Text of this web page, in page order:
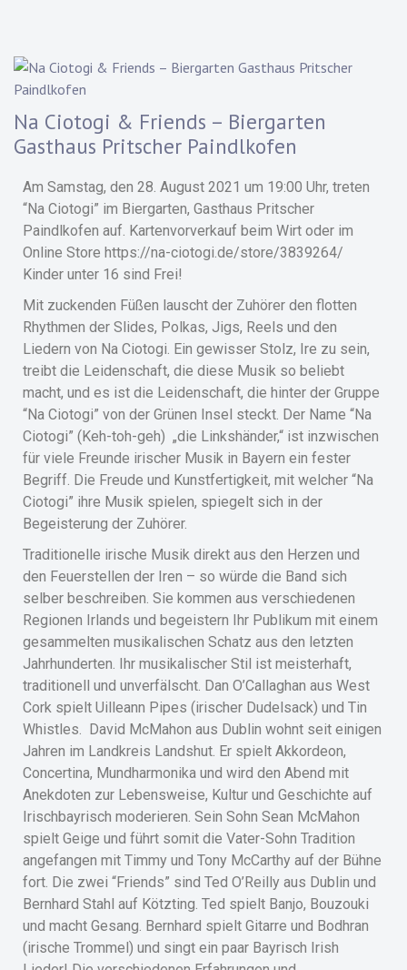
Na Ciotogi & Friends – Biergarten
Gasthaus Pritscher Paindlkofen
Am Samstag, den 28. August 2021 um 19:00 Uhr, treten
“Na Ciotogi” im Biergarten, Gasthaus Pritscher
Paindlkofen auf. Kartenvorverkauf beim Wirt oder im
Online Store https://na-ciotogi.de/store/3839264/
Kinder unter 16 sind Frei!
Mit zuckenden Füßen lauscht der Zuhörer den flotten
Rhythmen der Slides, Polkas, Jigs, Reels und den
Liedern von Na Ciotogi. Ein gewisser Stolz, Ire zu sein,
treibt die Leidenschaft, die diese Musik so beliebt
macht, und es ist die Leidenschaft, die hinter der Gruppe
“Na Ciotogi” von der Grünen Insel steckt. Der Name “Na
Ciotogi” (Keh-toh-geh) „die Linkshänder,“ ist inzwischen
für viele Freunde irischer Musik in Bayern ein fester
Begriff. Die Freude und Kunstfertigkeit, mit welcher “Na
Ciotogi” ihre Musik spielen, spiegelt sich in der
Begeisterung der Zuhörer.
Traditionelle irische Musik direkt aus den Herzen und
den Feuerstellen der Iren – so würde die Band sich
selber beschreiben. Sie kommen aus verschiedenen
Regionen Irlands und begeistern Ihr Publikum mit einem
gesammelten musikalischen Schatz aus den letzten
Jahrhunderten. Ihr musikalischer Stil ist meisterhaft,
traditionell und unverfälscht. Dan O’Callaghan aus West
Cork spielt Uilleann Pipes (irischer Dudelsack) und Tin
Whistles. David McMahon aus Dublin wohnt seit einigen
Jahren im Landkreis Landshut. Er spielt Akkordeon,
Concertina, Mundharmonika und wird den Abend mit
Anekdoten zur Lebensweise, Kultur und Geschichte auf
Irischbayrisch moderieren. Sein Sohn Sean McMahon
spielt Geige und führt somit die Vater-Sohn Tradition
angefangen mit Timmy und Tony McCarthy auf der Bühne
fort. Die zwei “Friends” sind Ted O’Reilly aus Dublin und
Bernhard Stahl auf Kötzting. Ted spielt Banjo, Bouzouki
und macht Gesang. Bernhard spielt Gitarre und Bodhran
(irische Trommel) und singt ein paar Bayrisch Irish